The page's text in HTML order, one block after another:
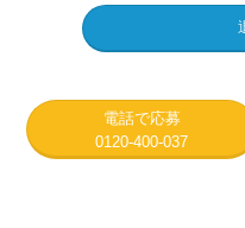
電話で応募
0120-400-037